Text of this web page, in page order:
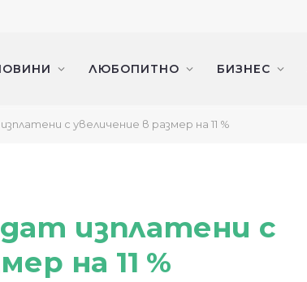
ЛЮБОПИТНО БИЗНЕС
с увеличение в размер на 11 %
изплатени с
на 11 %